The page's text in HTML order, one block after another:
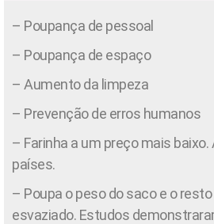
– Poupança de pessoal
– Poupança de espaço
– Aumento da limpeza
– Prevenção de erros humanos
– Farinha a um preço mais
países.
– Poupa o peso do saco e o
esvaziado. Estudos